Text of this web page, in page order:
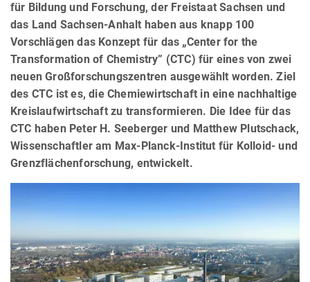
für Bildung und Forschung, der Freistaat Sachsen und
das Land Sachsen-Anhalt haben aus knapp 100
Vorschlägen das Konzept für das „Center for the
Transformation of Chemistry” (CTC) für eines von zwei
neuen Großforschungszentren ausgewählt worden. Ziel
des CTC ist es, die Chemiewirtschaft in eine nachhaltige
Kreislaufwirtschaft zu transformieren. Die Idee für das
CTC haben Peter H. Seeberger und Matthew Plutschack,
Wissenschaftler am Max-Planck-Institut für Kolloid- und
Grenzflächenforschung, entwickelt.